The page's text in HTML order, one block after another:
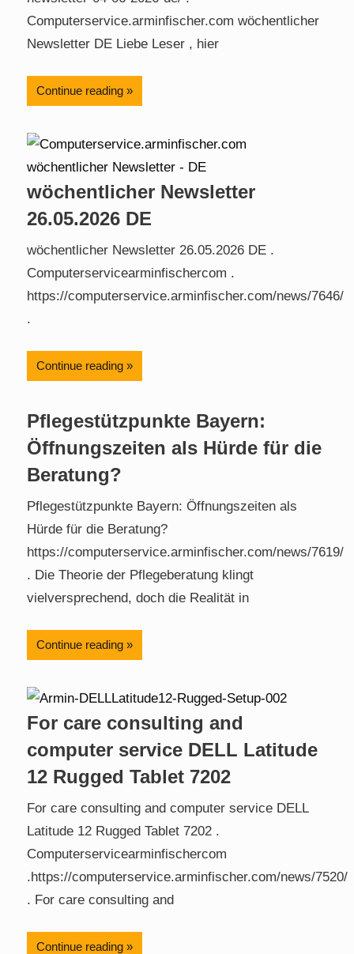
Computerservice.arminfischer.com wöchentlicher
Newsletter DE Liebe Leser , hier
Continue reading
wöchentlicher Newsletter
26.05.2026 DE
wöchentlicher Newsletter 26.05.2026 DE .
Computerservicearminfischercom .
https://computerservice.arminfischer.com/news/7646/
.
Continue reading
Pflegestützpunkte Bayern:
Öffnungszeiten als Hürde für die
Beratung?
Pflegestützpunkte Bayern: Öffnungszeiten als
Hürde für die Beratung?
https://computerservice.arminfischer.com/news/7619/
. Die Theorie der Pflegeberatung klingt
vielversprechend, doch die Realität in
Continue reading
For care consulting and
computer service DELL Latitude
12 Rugged Tablet 7202
For care consulting and computer service DELL
Latitude 12 Rugged Tablet 7202 .
Computerservicearminfischercom
.https://computerservice.arminfischer.com/news/7520/
. For care consulting and
Continue reading